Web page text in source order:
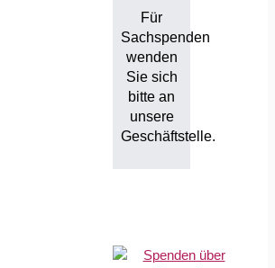
Für
Sachspenden
wenden
Sie sich
bitte an
unsere
Geschäftstelle.